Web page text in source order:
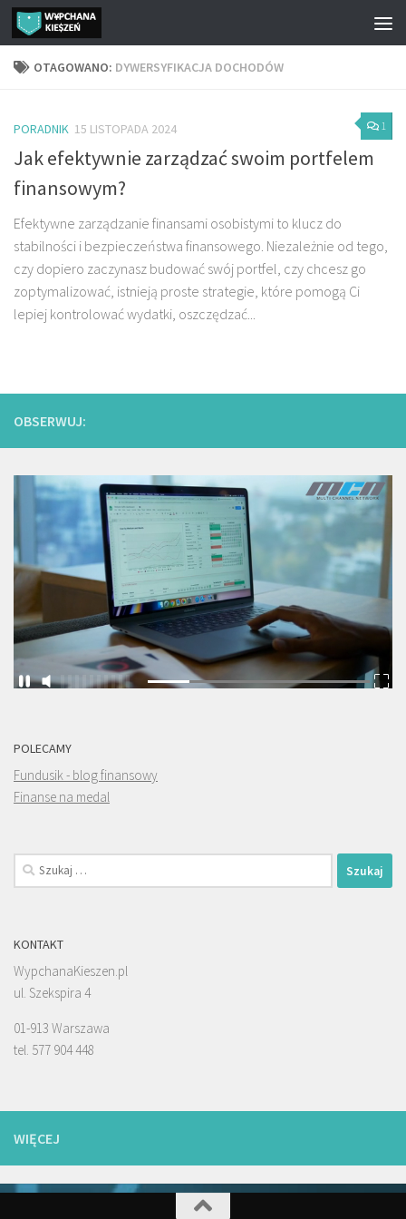
Przejdź do treści
OTAGOWANO: DYWERSYFIKACJA DOCHODÓW
1
PORADNIK 15 LISTOPADA 2024
Jak efektywnie zarządzać swoim portfelem
finansowym?
Efektywne zarządzanie finansami osobistymi to klucz do
stabilności i bezpieczeństwa finansowego. Niezależnie od tego,
czy dopiero zaczynasz budować swój portfel, czy chcesz go
zoptymalizować, istnieją proste strategie, które pomogą Ci
lepiej kontrolować wydatki, oszczędzać...
OBSERWUJ:
POLECAMY
Fundusik - blog finansowy
Finanse na medal
Szukaj:
KONTAKT
WypchanaKieszen.pl
ul. Szekspira 4
01-913 Warszawa
tel. 577 904 448
WIĘCEJ